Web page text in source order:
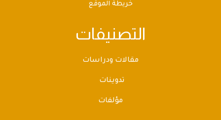
خريطة الموقع
التصنيفات
مقالات ودراسات
تدوينات
مؤلفات